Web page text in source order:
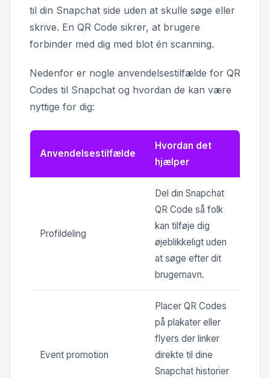
til din Snapchat side uden at skulle søge eller
skrive. En QR Code sikrer, at brugere
forbinder med dig med blot én scanning.
Nedenfor er nogle anvendelsestilfælde for QR
Codes til Snapchat og hvordan de kan være
nyttige for dig:
Anvendelsestilfælde
Hvordan det
hjælper
Profildeling
Del din Snapchat
QR Code så folk
kan tilføje dig
øjeblikkeligt uden
at søge efter dit
brugernavn.
Event promotion
Placer QR Codes
på plakater eller
flyers der linker
direkte til dine
Snapchat historier